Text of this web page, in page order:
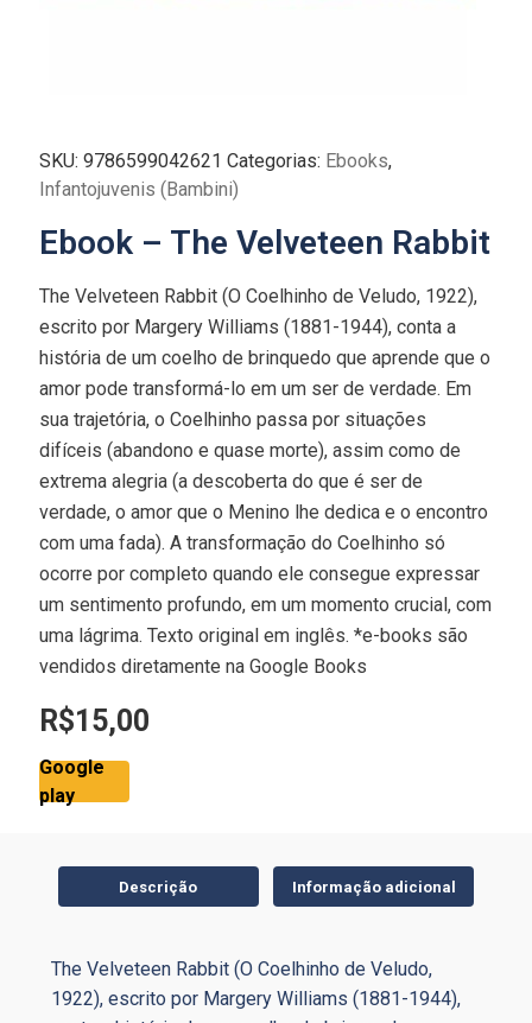
SKU: 9786599042621 Categorias: Ebooks,
Infantojuvenis (Bambini)
Ebook – The Velveteen Rabbit
The Velveteen Rabbit (O Coelhinho de Veludo, 1922),
escrito por Margery Williams (1881-1944), conta a
história de um coelho de brinquedo que aprende que o
amor pode transformá-lo em um ser de verdade. Em
sua trajetória, o Coelhinho passa por situações
difíceis (abandono e quase morte), assim como de
extrema alegria (a descoberta do que é ser de
verdade, o amor que o Menino lhe dedica e o encontro
com uma fada). A transformação do Coelhinho só
ocorre por completo quando ele consegue expressar
um sentimento profundo, em um momento crucial, com
uma lágrima. Texto original em inglês. *e-books são
vendidos diretamente na Google Books
R$15,00
Google
play
Descrição Informação adicional
The Velveteen Rabbit (O Coelhinho de Veludo,
1922), escrito por Margery Williams (1881-1944),